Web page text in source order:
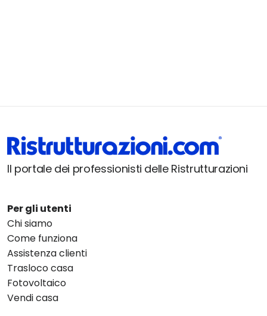
Il portale dei professionisti delle Ristrutturazioni
Per gli utenti
Chi siamo
Come funziona
Assistenza clienti
Trasloco casa
Fotovoltaico
Vendi casa